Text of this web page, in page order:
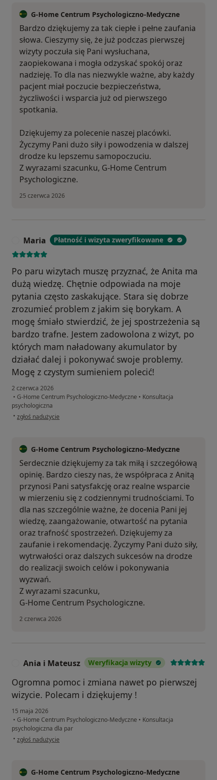
G-Home Centrum Psychologiczno-Medyczne
Bardzo dziękujemy za tak ciepłe i pełne zaufania
słowa. Cieszymy się, że już podczas pierwszej
wizyty poczuła się Pani wysłuchana,
zaopiekowana i mogła odzyskać spokój oraz
nadzieję. To dla nas niezwykle ważne, aby każdy
pacjent miał poczucie bezpieczeństwa,
życzliwości i wsparcia już od pierwszego
spotkania.
Dziękujemy za polecenie naszej placówki.
Życzymy Pani dużo siły i powodzenia w dalszej
drodze ku lepszemu samopoczuciu.
Z wyrazami szacunku, G-Home Centrum
Psychologiczne.
25 czerwca 2026
Maria Płatność i wizyta zweryfikowane
Po paru wizytach muszę przyznać, że Anita ma
dużą wiedzę. Chętnie odpowiada na moje
pytania często zaskakujące. Stara się dobrze
zrozumieć problem z jakim się borykam. A
mogę śmiało stwierdzić, że jej spostrzeżenia są
bardzo trafne. Jestem zadowolona z wizyt, po
których mam naładowany akumulator by
działać dalej i pokonywać swoje problemy.
Mogę z czystym sumieniem polecić!
2 czerwca 2026
• G-Home Centrum Psychologiczno-Medyczne • Konsultacja
psychologiczna
• w opinii użytkownika Maria
zgłoś nadużycie
G-Home Centrum Psychologiczno-Medyczne
Serdecznie dziękujemy za tak miłą i szczegółową
opinię. Bardzo cieszy nas, że współpraca z Anitą
przynosi Pani satysfakcję oraz realne wsparcie
w mierzeniu się z codziennymi trudnościami. To
dla nas szczególnie ważne, że docenia Pani jej
wiedzę, zaangażowanie, otwartość na pytania
oraz trafność spostrzeżeń. Dziękujemy za
zaufanie i rekomendację. Życzymy Pani dużo siły,
wytrwałości oraz dalszych sukcesów na drodze
do realizacji swoich celów i pokonywania
wyzwań.
Z wyrazami szacunku,
G-Home Centrum Psychologiczne.
2 czerwca 2026
Ania i Mateusz Weryfikacja wizyty
Ogromna pomoc i zmiana nawet po pierwszej
wizycie. Polecam i dziękujemy !
15 maja 2026
• G-Home Centrum Psychologiczno-Medyczne • Konsultacja
psychologiczna dla par
• w opinii użytkownika Ania i Mateusz
zgłoś nadużycie
G-Home Centrum Psychologiczno-Medyczne